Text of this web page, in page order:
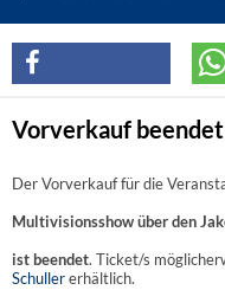
Vorverkauf beendet
Der Vorverkauf für die
Multivisionsshow über den
ist beendet. Ticket/s
Schullererhältlich.